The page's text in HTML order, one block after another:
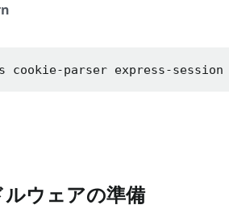
cookie-parser express-session
ウェアの準備